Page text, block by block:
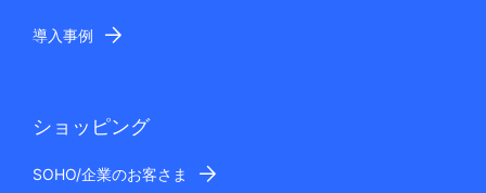
導入事例
ショッピング
SOHO/企業のお客さま